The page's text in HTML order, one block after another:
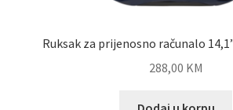
Ruksak za prijenosno računalo
288,00 KM